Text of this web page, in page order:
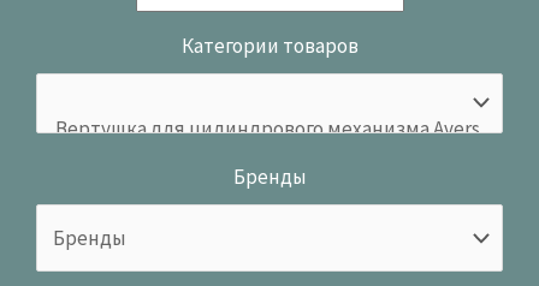
Категории товаров
Бренды